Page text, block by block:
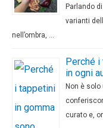
Parlando
varianti
nell’ombra, …
Perché
in ogni
Non è
curato e,